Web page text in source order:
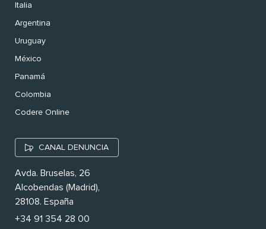
Italia
Argentina
Uruguay
México
Panamá
Colombia
Codere Online
CANAL DENUNCIA
Avda. Bruselas, 26
Alcobendas (Madrid),
28108. España
+34 91 354 28 00